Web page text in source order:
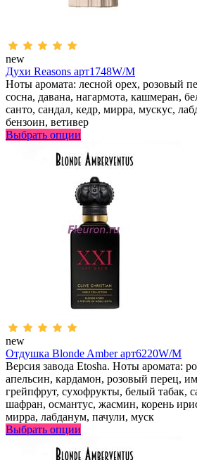
new
Духи Reasons арт1748W/M
Ноты аромата: лесной орех, розовый
сосна, давана, нагармота, кашмеран,
санто, сандал, кедр, мирра, мускус,
бензоин, ветивер
Выбрать опции
new
Отдушка Blonde Amber арт6220W/M
Версия завода Etosha. Ноты аромата:
апельсин, кардамон, розовый перец,
грейпфрут, сухофрукты, белый табак,
шафран, османтус, жасмин, корень
мирра, лабданум, пачули, муск
Выбрать опции